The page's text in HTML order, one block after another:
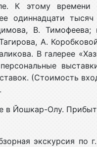
К этому времени
одиннадцати
В. Тимофеева;
А.
В галерее
(Стоимость
в Йошкар-Олу.
экскурсия по